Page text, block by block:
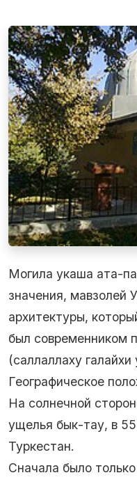
Могила укаша ата-
значения, мавзолей
архитектуры,
был современником
(саллаллаху
Географическое
На солнечной
ущелья бык-тау, в
Туркестан.
Сначала было